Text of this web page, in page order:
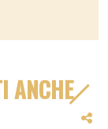
ANCHE